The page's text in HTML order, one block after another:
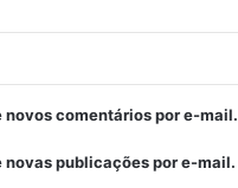
comentários por e-mail.
publicações por e-mail.